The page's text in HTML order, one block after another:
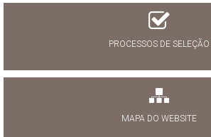
PROCESSOS DE SELEÇÃO
MAPA DO WEBSITE